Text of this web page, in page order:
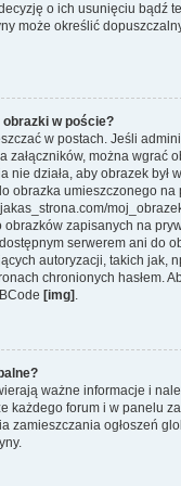
o ich usunięciu bądź
może określić
w poście?
w postach. Jeśli
załączników, można wgrać
nie działa, aby obrazek był
obrazka umieszczonego na
zapisanych na
serwerem ani do
autoryzacji, takich jak,
chronionych hasłem.
[img] .
ważne informacje i
każdego forum i w panelu
zamieszczania ogłoszeń